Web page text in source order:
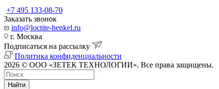
+7 495 133-08-70
Заказать звонок
info@loctite-henkel.ru
г. Москва
Подписаться на рассылку
Политика конфиденциальности
2026 © ООО «ЗЕТЕК ТЕХНОЛОГИИ». Все права защищены.
Найти